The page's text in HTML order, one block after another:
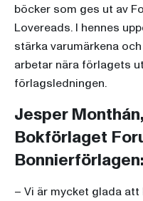
böcker som ges ut av
Lovereads. I hennes
stärka varumärkena
arbetar nära förlagets
förlagsledningen.
Jesper
Bokförlaget
Bonnierförlagen:
– Vi är mycket glada